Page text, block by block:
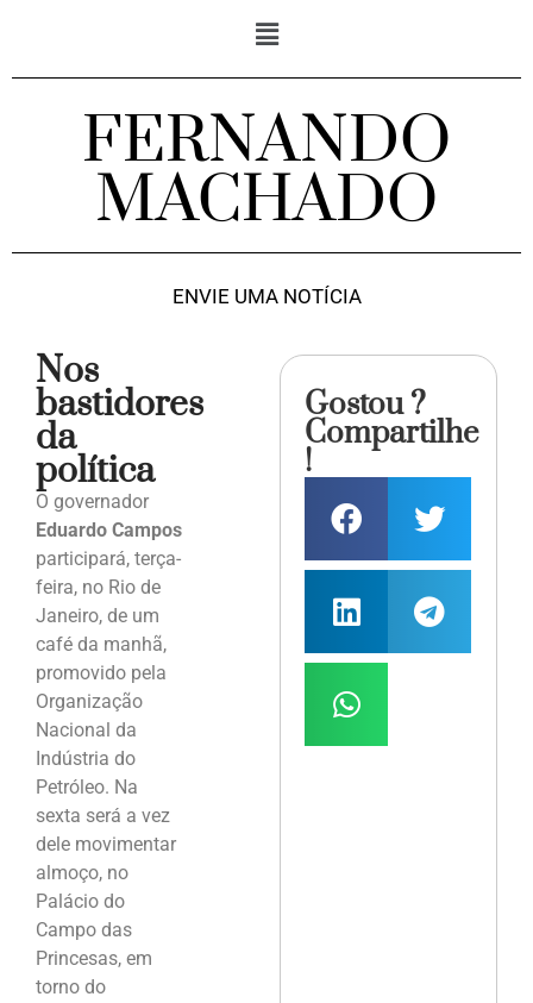
FERNANDO
MACHADO
ENVIE UMA NOTÍCIA
Nos
bastidores
da
política
O governador
Eduardo Campos
participará, terça-
feira, no Rio de
Janeiro, de um
café da manhã,
promovido pela
Organização
Nacional da
Indústria do
Petróleo. Na
sexta será a vez
dele movimentar
almoço, no
Palácio do
Campo das
Princesas, em
torno do
Gostou ?
Compartilhe
!